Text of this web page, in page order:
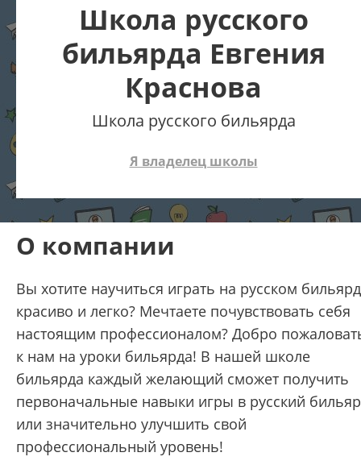
Школа русского
бильярда Евгения
Краснова
Школа русского бильярда
Я владелец школы
О компании
Вы хотите научиться играть на русском
красиво и легко? Мечтаете почувствовать себя
настоящим профессионалом? Добро
к нам на уроки бильярда! В нашей школе
бильярда каждый желающий сможет получить
первоначальные навыки игры в русский
или значительно улучшить свой
профессиональный уровень!